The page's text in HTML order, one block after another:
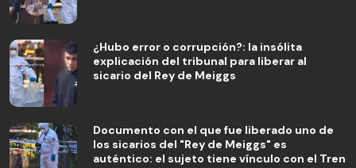
¿Hubo error o corrupción?: la insólita
explicación del tribunal para liberar al
sicario del Rey de Meiggs
Documento con el que fue liberado uno de
los sicarios del "Rey de Meiggs" es
auténtico: el sujeto tiene vínculo con el Tren